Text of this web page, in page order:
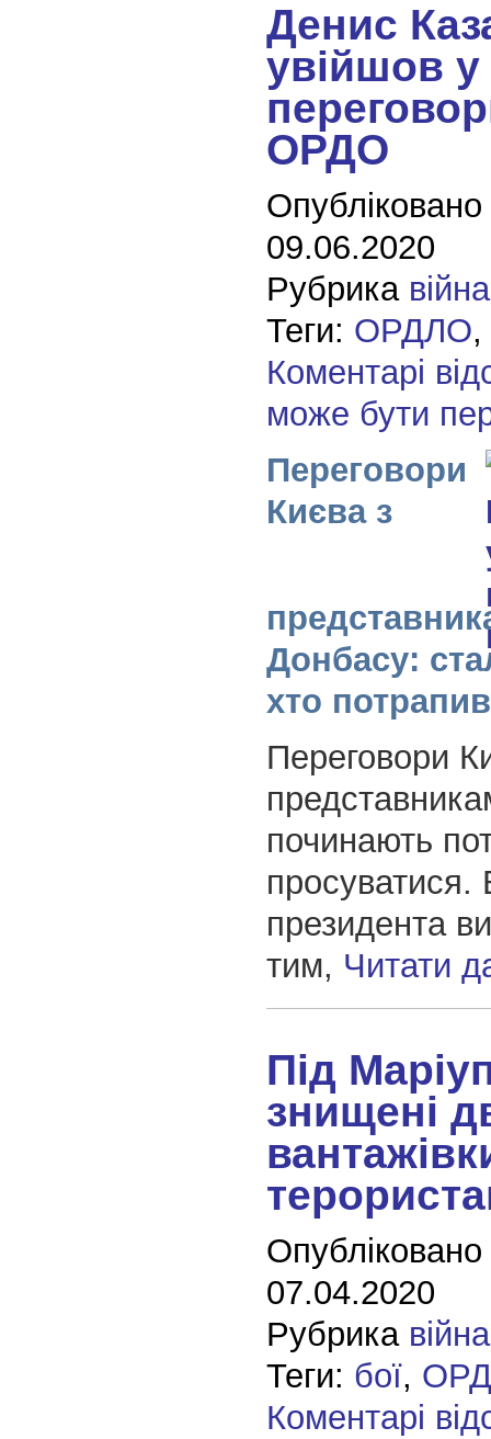
Денис
увійшов у
ОРДО
09.06.2020
Рубрика війна
Теги: ОРДЛО,
Коментарі
може бути
Переговори
Києва з
Донбасу:
хто
Переговори
починають
просуватися.
президента
тим, Читати
Під
знищені
07.04.2020
Рубрика війна
Теги: бої,
Коментарі